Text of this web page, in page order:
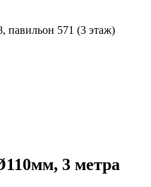
павильон 571 (3 этаж)
3 метра